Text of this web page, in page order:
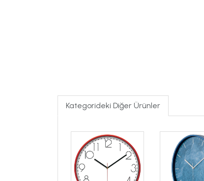
Kategorideki Diğer Ürünler